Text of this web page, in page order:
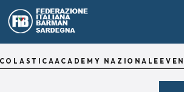
ACADEMY NAZIONALE